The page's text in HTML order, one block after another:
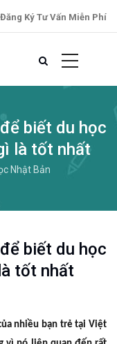
Đăng Ký Tư Vấn Miễn Phí
biết du học
là tốt nhất
Nhật Bản
biết du học
tốt nhất
nhiều bạn trẻ tại Việt